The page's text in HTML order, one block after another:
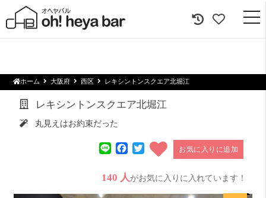
ホーム 大阪府 西区 レキシントンスクエア北堀江
レキシントンスクエア北堀江
丸見えはお約束だった
LineFacebook
Twitterお気に入りに追加
140 人がお気に入りに入れています！